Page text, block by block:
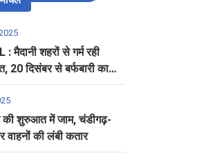
मैदानी शहरों से गर्म रही
20 दिसंबर से बर्फबारी का
की शुरुआत में जाम, चंडीगढ़-
वाहनों की लंबी कतार